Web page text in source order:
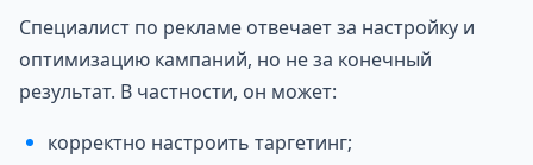
Специалист по рекламе отвечает за настройку и
оптимизацию кампаний, но не за конечный
результат. В частности, он может:
корректно настроить таргетинг;